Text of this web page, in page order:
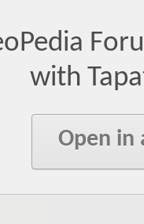
with
Open in